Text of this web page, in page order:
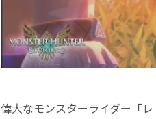
偉大なモンスターライダー「